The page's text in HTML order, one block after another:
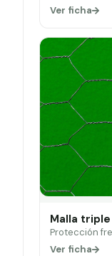
Ver ficha
Malla
Protección
Ver ficha